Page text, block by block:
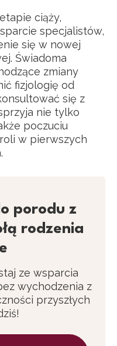
ciąży,
specjalistów,
się w nowej
Świadoma
zmiany
fizjologię od
się z
nie tylko
poczuciu
w pierwszych
porodu z
rodzenia
ze wsparcia
wychodzenia z
przyszłych